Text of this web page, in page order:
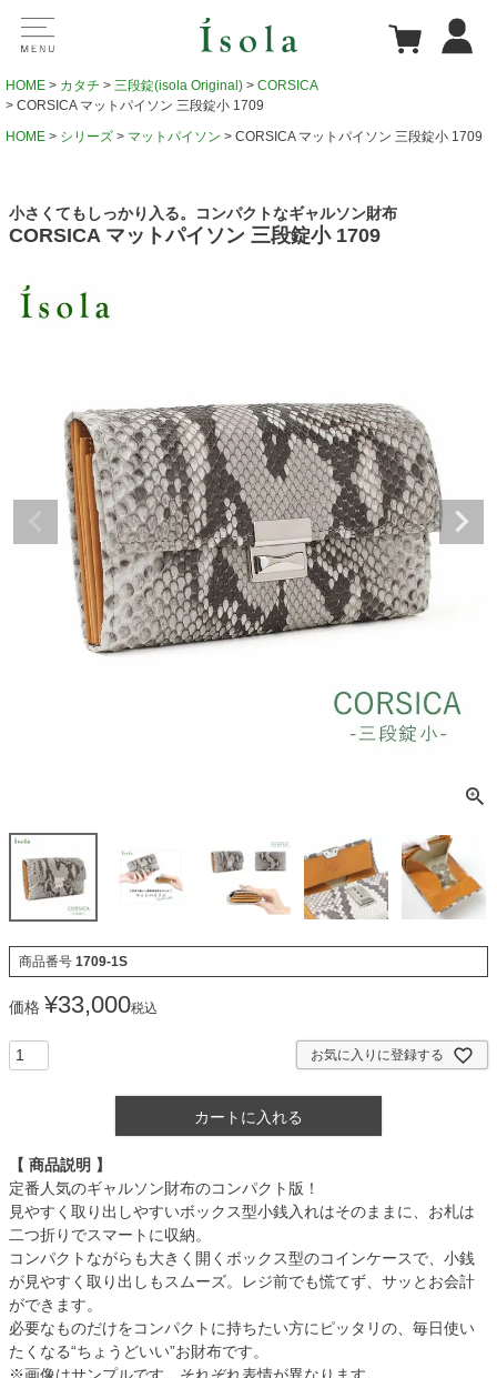
HOME カタチ 三段錠(isola Original)
CORSICA
CORSICA マットパイソン 三段錠小 1709
HOME
シリーズ マットパイソン CORSICA マットパイソン 三段錠小 1709
小さくてもしっかり入る。コンパクトなギャルソン財布
CORSICA マットパイソン 三段錠小 1709
商品番号 1709-1S
価格 ¥33,000税込
お気に入りに登録する
カートに入れる
【 商品説明 】
定番人気のギャルソン財布のコンパクト版！
見やすく取り出しやすいボックス型小銭入れはそのままに、お札は
二つ折りでスマートに収納。
コンパクトながらも大きく開くボックス型のコインケースで、小銭
が見やすく取り出しもスムーズ。レジ前でも慌てず、サッとお会計
ができます。
必要なものだけをコンパクトに持ちたい方にピッタリの、毎日使い
たくなる“ちょうどいい”お財布です。
※画像はサンプルです。それぞれ表情が異なります。